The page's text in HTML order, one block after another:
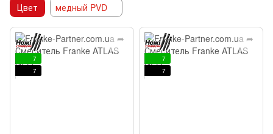
Цвет медный PVD
7
7
7
7